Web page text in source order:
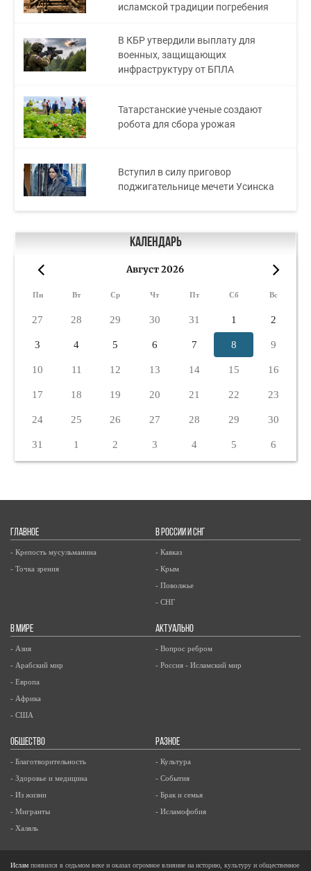
исламской традиции погребения
В КБР утвердили выплату для
военных, защищающих
инфраструктуру от БПЛА
Татарстанские ученые создают
робота для сбора урожая
Вступил в силу приговор
поджигательнице мечети Усинска
Календарь
Август 2026
Пн Вт Ср Чт Пт Сб Вс
27 28 29 30 31 1 2
3 4 5 6 7 8 9
10 11 12 13 14 15 16
17 18 19 20 21 22 23
24 25 26 27 28 29 30
31 1 2 3 4 5 6
ГЛАВНОЕ
- Крепость мусульманина
- Точка зрения
В РОССИИ И СНГ
- Кавказ
- Крым
- Поволжье
- СНГ
В МИРЕ
- Азия
- Арабский мир
- Европа
- Африка
- США
АКТУАЛЬНО
- Вопрос ребром
- Россия - Исламский мир
ОБЩЕСТВО
- Благотворительность
- Здоровье и медицина
- Из жизни
- Мигранты
- Халяль
РАЗНОЕ
- Культура
- События
- Брак и семья
- Исламофобия
Ислам появился в седьмом веке и оказал огромное влияние на историю, культуру и общественное